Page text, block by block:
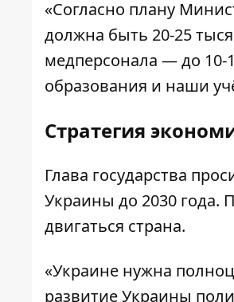
«Согласно плану
должна быть 20-25
медперсонала — до
образования и наши
Стратегия
Глава государства
Украины до 2030 года.
двигаться страна.
«Украине нужна
развитие Украины